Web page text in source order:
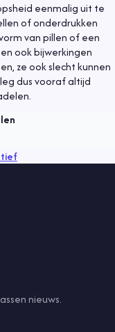
eenmalig uit te
of onderdrukken
van pillen of een
ook bijwerkingen
ze ook slecht kunnen
dus vooraf altijd
nieuws.